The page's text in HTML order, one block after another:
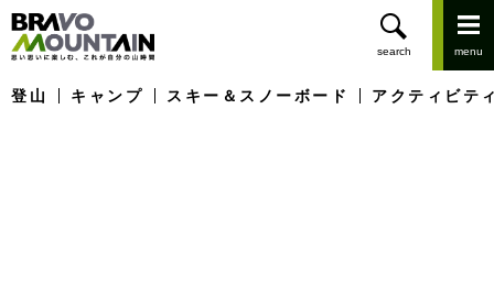
登山 キャンプ スキー＆スノーボード アクティビテ